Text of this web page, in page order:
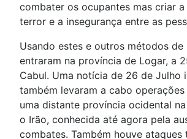
combater os ocupantes mas criar a
terror e a insegurança entre as
Usando estes e outros métodos
entraram na província de Logar, a
Cabul. Uma notícia de 26 de Julho
também levaram a cabo operações
uma distante província ocidental
o Irão, conhecida até agora pela
combates. Também houve